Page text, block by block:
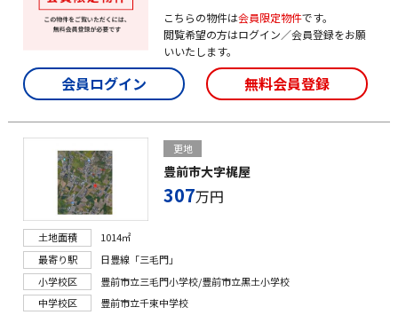
こちらの物件は会員限定物件です。
閲覧希望の方はログイン／会員登録をお願
いいたします。
会員ログイン 無料会員登録
更地
豊前市大字梶屋
307万円
土地面積
1014㎡
最寄り駅
日豊線「三毛門」
小学校区
豊前市立三毛門小学校/豊前市立黒土小学校
中学校区
豊前市立千束中学校